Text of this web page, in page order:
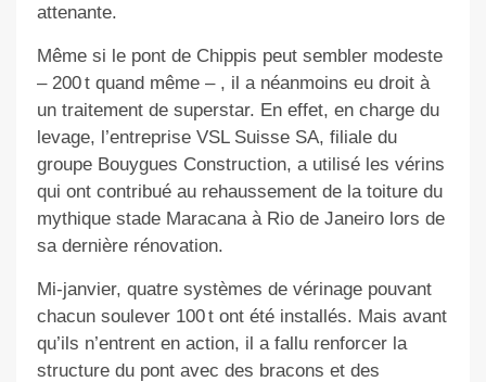
attenante.
Même si le pont de Chippis peut sembler modeste
– 200 t quand même – , il a néanmoins eu droit à
un traitement de superstar. En effet, en charge du
levage, l’entreprise VSL Suisse SA, filiale du
groupe Bouygues Construction, a utilisé les vérins
qui ont contribué au rehaussement de la toiture du
mythique stade Maracana à Rio de Janeiro lors de
sa dernière rénovation.
Mi-janvier, quatre systèmes de vérinage pouvant
chacun soulever 100 t ont été installés. Mais avant
qu’ils n’entrent en action, il a fallu renforcer la
structure du pont avec des bracons et des